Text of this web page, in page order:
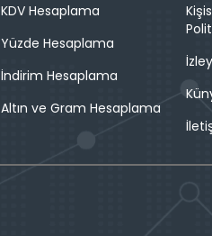
KDV Hesaplama
Yüzde Hesaplama
İndirim Hesaplama
Altın ve Gram Hesaplama